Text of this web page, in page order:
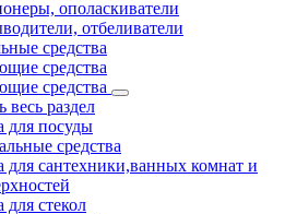
ополаскиватели
отбеливатели
средства
средства
средства
весь раздел
для посуды
средства
для сантехники,ванных комнат и
для стекол